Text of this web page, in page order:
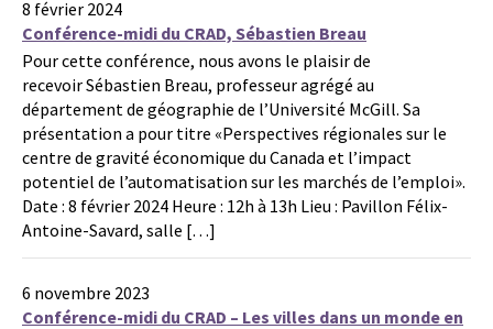
8 février 2024
Conférence-midi du CRAD, Sébastien Breau
Pour cette conférence, nous avons le plaisir de
recevoir Sébastien Breau, professeur agrégé au
département de géographie de l’Université McGill. Sa
présentation a pour titre «Perspectives régionales sur le
centre de gravité économique du Canada et l’impact
potentiel de l’automatisation sur les marchés de l’emploi».
Date : 8 février 2024 Heure : 12h à 13h Lieu : Pavillon Félix-
Antoine-Savard, salle […]
6 novembre 2023
Conférence-midi du CRAD – Les villes dans un monde en